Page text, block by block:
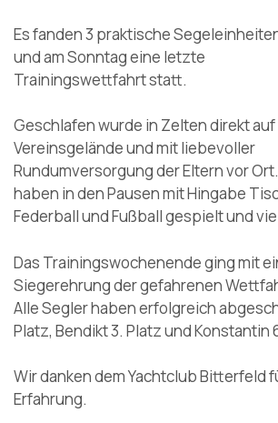
Es fanden 3 praktische
und am Sonntag eine letzte
Trainingswettfahrt statt.
Geschlafen wurde in Zelten direkt auf
Vereinsgelände und mit liebevoller
Rundumversorgung der Eltern vor
haben in den Pausen mit Hingabe
Federball und Fußball gespielt und
Das Trainingswochenende ging mit
Siegerehrung der gefahrenen
Alle Segler haben erfolgreich
Platz, Bendikt 3. Platz und Konstantin
Wir danken dem Yachtclub Bitterfeld
Erfahrung.